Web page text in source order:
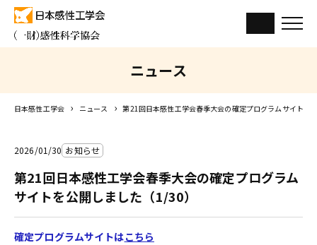
ニュース
日本感性工学会 ニュース 第21回日本感性工学会春季大会の確定プログラムサイトを
2026/01/30 お知らせ
第21回日本感性工学会春季大会の確定プログラム
サイトを公開しました（1/30）
確定プログラムサイトはこちら